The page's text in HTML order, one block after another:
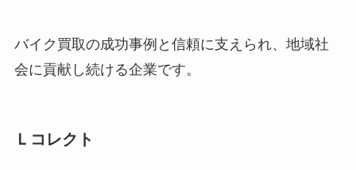
バイク買取の成功事例と信頼に支えられ、地域社
会に貢献し続ける企業です。
Ｌコレクト